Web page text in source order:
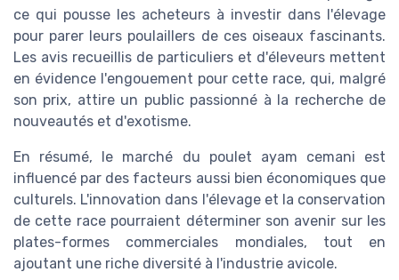
ce qui pousse les acheteurs à investir dans l'élevage
pour parer leurs poulaillers de ces oiseaux fascinants.
Les avis recueillis de particuliers et d'éleveurs mettent
en évidence l'engouement pour cette race, qui, malgré
son prix, attire un public passionné à la recherche de
nouveautés et d'exotisme.
En résumé, le marché du poulet ayam cemani est
influencé par des facteurs aussi bien économiques que
culturels. L'innovation dans l'élevage et la conservation
de cette race pourraient déterminer son avenir sur les
plates-formes commerciales mondiales, tout en
ajoutant une riche diversité à l'industrie avicole.